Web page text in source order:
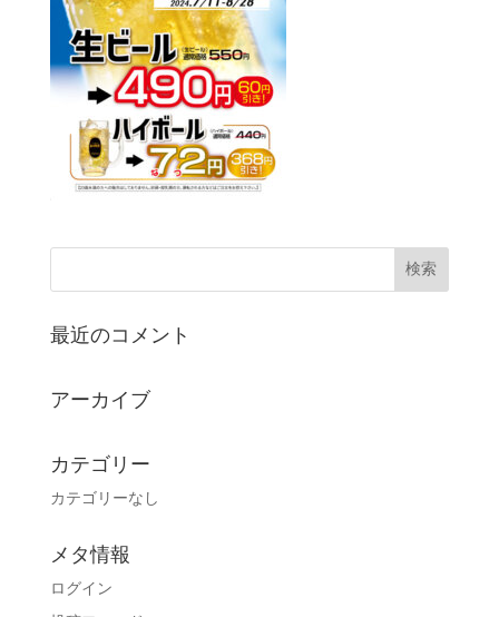
最近のコメント
アーカイブ
カテゴリー
カテゴリーなし
メタ情報
ログイン